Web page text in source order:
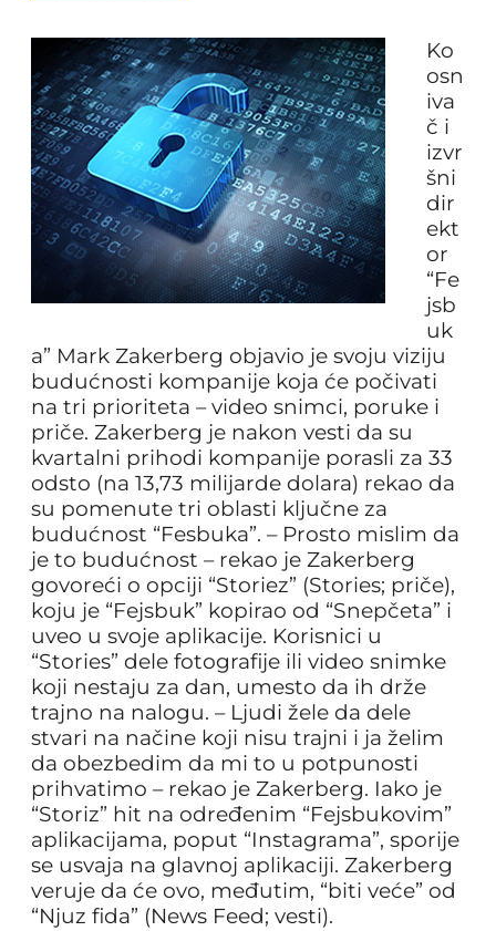
Ko
osn
iva
č i
izvr
šni
dir
ekt
or
“Fe
jsb
uk
a” Mark Zakerberg objavio je svoju viziju
budućnosti kompanije koja će počivati
na tri prioriteta – video snimci, poruke i
priče. Zakerberg je nakon vesti da su
kvartalni prihodi kompanije porasli za 33
odsto (na 13,73 milijarde dolara) rekao da
su pomenute tri oblasti ključne za
budućnost “Fesbuka”. – Prosto mislim da
je to budućnost – rekao je Zakerberg
govoreći o opciji “Storiez” (Stories; priče),
koju je “Fejsbuk” kopirao od “Snepčeta” i
uveo u svoje aplikacije. Korisnici u
“Stories” dele fotografije ili video snimke
koji nestaju za dan, umesto da ih drže
trajno na nalogu. – Ljudi žele da dele
stvari na načine koji nisu trajni i ja želim
da obezbedim da mi to u potpunosti
prihvatimo – rekao je Zakerberg. Iako je
“Storiz” hit na određenim “Fejsbukovim”
aplikacijama, poput “Instagrama”, sporije
se usvaja na glavnoj aplikaciji. Zakerberg
veruje da će ovo, međutim, “biti veće” od
“Njuz fida” (News Feed; vesti).